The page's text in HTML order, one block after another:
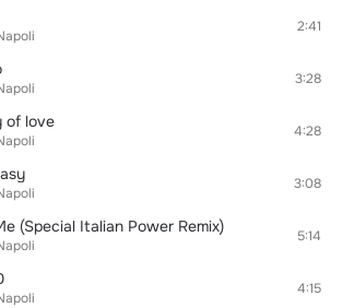
2:41
3:28
of love 4:28
3:08
(Special Italian Power Remix) 5:14
4:15